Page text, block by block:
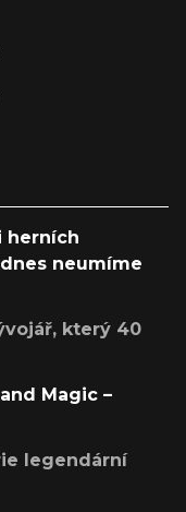
herních
neumíme
který 40
Magic –
legendární